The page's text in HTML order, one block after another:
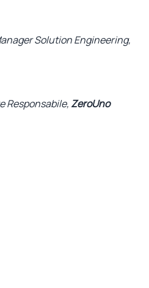
Solution Engineering,
Responsabile,ZeroUno